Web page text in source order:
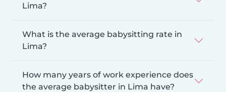
Lima?
What is the average babysitting rate in
Lima?
How many years of work experience does
the average babysitter in Lima have?